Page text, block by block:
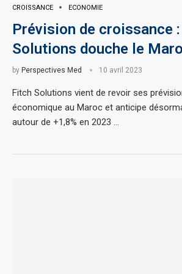
CROISSANCE ECONOMIE
Prévision de croissance
Solutions douche le
by Perspectives Med 10 avril 2023
Fitch Solutions vient de revoir ses
économique au Maroc et anticipe
autour de +1,8% en 2023 …